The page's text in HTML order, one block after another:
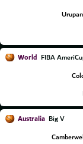
World FIBA
Australia Big V